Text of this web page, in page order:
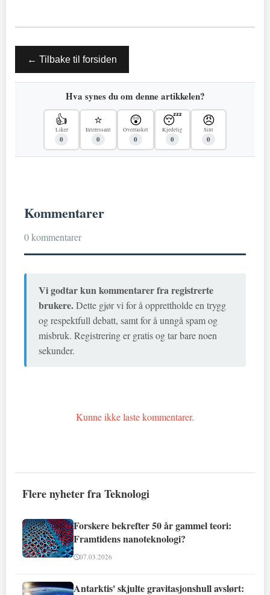
← Tilbake til forsiden
Hva synes du om denne artikkelen?
👍
Liker
0
⭐
Interessant
0
😲
Overrasket
0
😴
Kjedelig
0
😠
Sint
0
Kommentarer
0 kommentarer
Vi godtar kun kommentarer fra registrerte
brukere.Dette gjør vi for å opprettholde en trygg
og respektfull debatt, samt for å unngå spam og
misbruk. Registrering er gratis og tar bare noen
sekunder.
Kunne ikke laste kommentarer.
Flere nyheter fra Teknologi
Forskere bekrefter 50 år gammel teori:
Framtidens nanoteknologi?
07.03.2026
Antarktis' skjulte gravitasjonshull avslørt: